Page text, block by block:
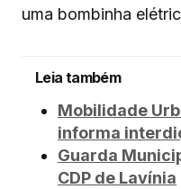
uma bombinha
Leia também
Mobilidade
informa
Guarda
CDP de Lavínia